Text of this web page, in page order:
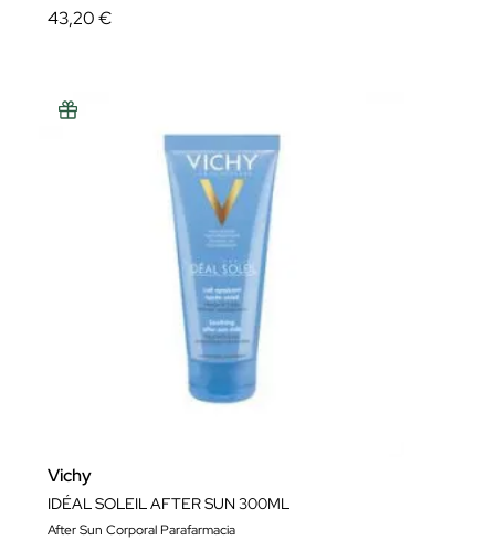
43,20 €
Vichy
IDÉAL SOLEIL AFTER SUN 300ML
After Sun Corporal Parafarmacia